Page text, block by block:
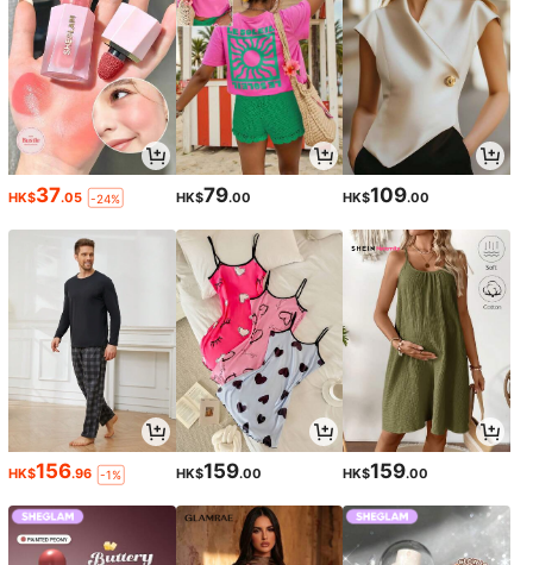
HK$37.05 -24% HK$79.00 HK$109.00
HK$156.96 -1% HK$159.00 HK$159.00